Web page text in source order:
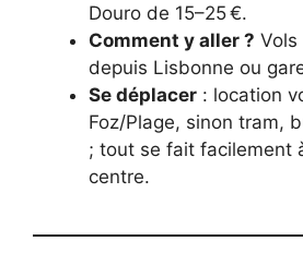
Douro de 15–25 €.
Comment y aller ?
depuis Lisbonne ou
Se déplacer : location
Foz/Plage, sinon tram,
; tout se fait facilement
centre.